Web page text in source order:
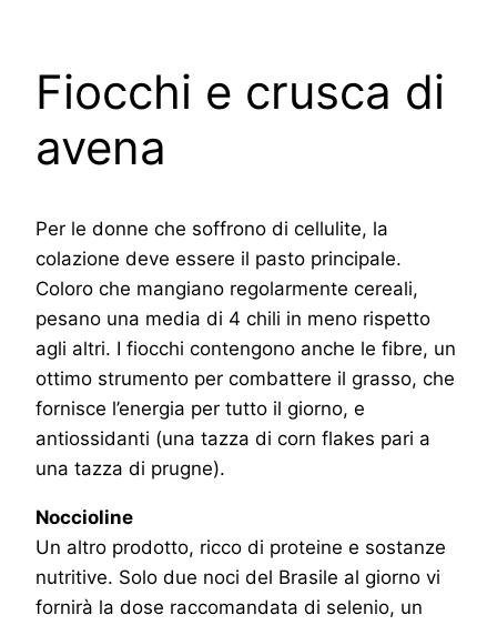
Fiocchi e crusca di
avena
Per le donne che soffrono di cellulite, la
colazione deve essere il pasto principale.
Coloro che mangiano regolarmente cereali,
pesano una media di 4 chili in meno rispetto
agli altri. I fiocchi contengono anche le fibre, un
ottimo strumento per combattere il grasso, che
fornisce l’energia per tutto il giorno, e
antiossidanti (una tazza di corn flakes pari a
una tazza di prugne).
Noccioline
Un altro prodotto, ricco di proteine e sostanze
nutritive. Solo due noci del Brasile al giorno vi
fornirà la dose raccomandata di selenio, un